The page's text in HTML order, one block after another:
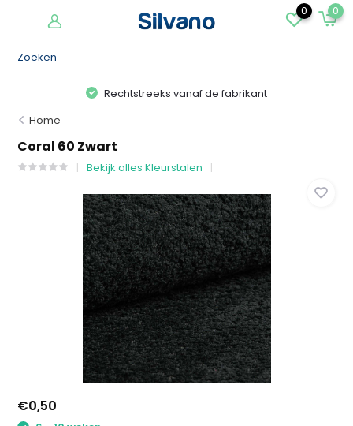
0 0
Rechtstreeks vanaf de fabrikant
Home
Coral 60 Zwart
Bekijk alles Kleurstalen
€0,50